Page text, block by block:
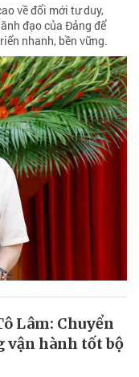
về đổi mới tư duy,
đạo của Đảng để
nhanh, bền vững.
Lâm: Chuyển
vận hành tốt bộ